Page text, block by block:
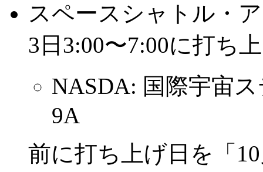
スペースシャトル・
3日3:00〜7:00に打ち
NASDA: 国際宇宙
9A
前に打ち上げ日を「